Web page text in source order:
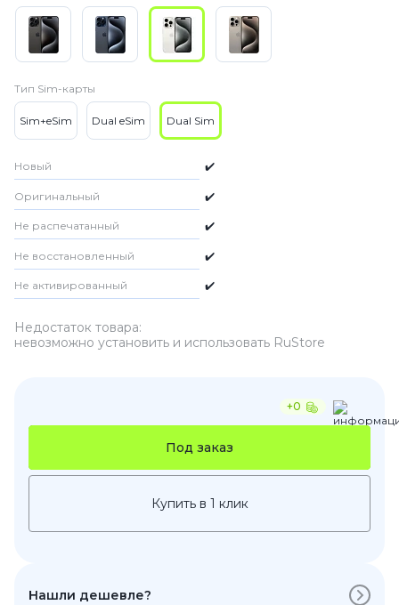
Тип Sim-карты
Sim+eSim Dual eSim Dual Sim
Новый ✔️
Оригинальный ✔️
Не распечатанный ✔️
Не восстановленный ✔️
Не активированный ✔️
Недостаток товара:
невозможно установить и использовать RuStore
+0
Под заказ
Купить в 1 клик
Нашли дешевле?